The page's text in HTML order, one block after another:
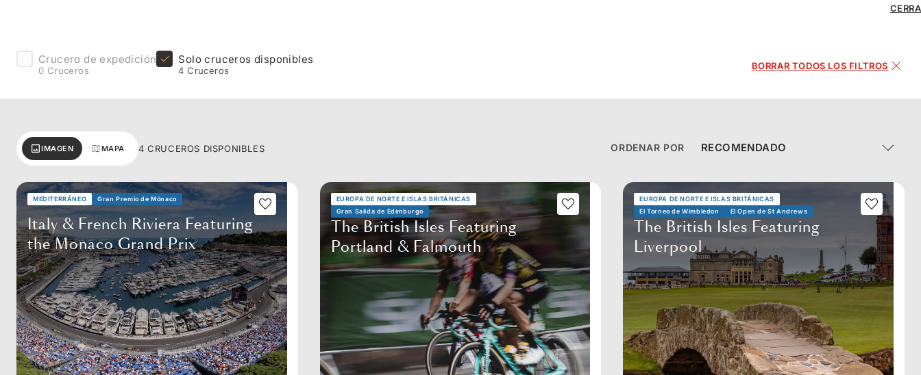
Crucero de expedición
0 Cruceros
Solo cruceros disponibles
4 Cruceros BORRAR TODOS LOS FILTROS
IMAGEN MAPA 4 CRUCEROS DISPONIBLES ORDENAR POR
MEDITERRÁNEO Gran Premio de Mónaco
Italy & French Riviera Featuring
the Monaco Grand Prix
EUROPA DE NORTE E ISLAS BRITÁNICAS
Gran Salida de Edimburgo
The British Isles Featuring
Portland & Falmouth
EUROPA DE NORTE E ISLAS BRITÁNICAS
El Torneo de Wimbledon
El Open de St Andrews
The British Isles Featuring
Liverpool